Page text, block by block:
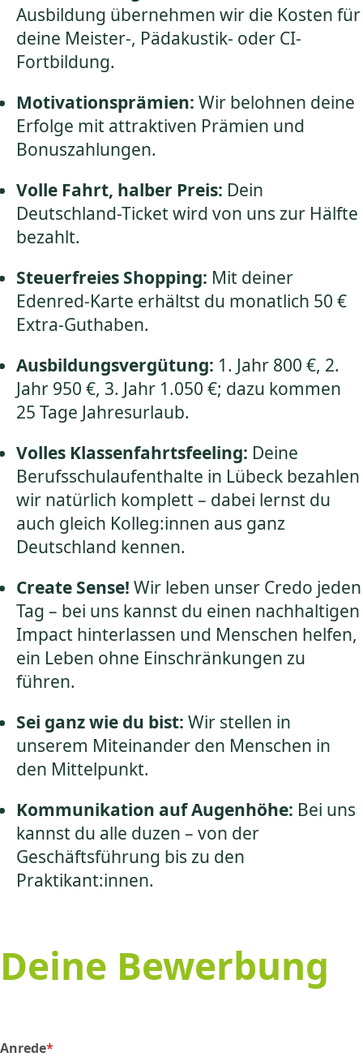
Ausbildung übernehmen wir die Kosten für
deine Meister-, Pädakustik- oder CI-
Fortbildung.
Motivationsprämien: Wir belohnen deine
Erfolge mit attraktiven Prämien und
Bonuszahlungen.
Volle Fahrt, halber Preis: Dein
Deutschland-Ticket wird von uns zur Hälfte
bezahlt.
Steuerfreies Shopping: Mit deiner
Edenred-Karte erhältst du monatlich 50 €
Extra-Guthaben.
Ausbildungsvergütung: 1. Jahr 800 €, 2.
Jahr 950 €, 3. Jahr 1.050 €; dazu kommen
25 Tage Jahresurlaub.
Volles Klassenfahrtsfeeling: Deine
Berufsschulaufenthalte in Lübeck bezahlen
wir natürlich komplett – dabei lernst du
auch gleich Kolleg:innen aus ganz
Deutschland kennen.
Create Sense! Wir leben unser Credo jeden
Tag – bei uns kannst du einen nachhaltigen
Impact hinterlassen und Menschen helfen,
ein Leben ohne Einschränkungen zu
führen.
Sei ganz wie du bist: Wir stellen in
unserem Miteinander den Menschen in
den Mittelpunkt.
Kommunikation auf Augenhöhe: Bei uns
kannst du alle duzen – von der
Geschäftsführung bis zu den
Praktikant:innen.
Deine Bewerbung
Anrede*
(required)